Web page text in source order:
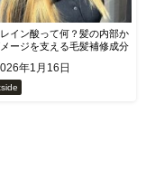
イン酸って何？髪の内部か
ージを支える毛髪補修成分
年1月16日